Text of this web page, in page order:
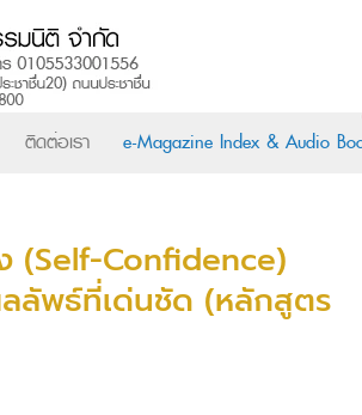
ติดต่อเรา e-Magazine Index & Audio
(Self-Confidence)
ลัพธ์ที่เด่นชัด (หลักสูตร